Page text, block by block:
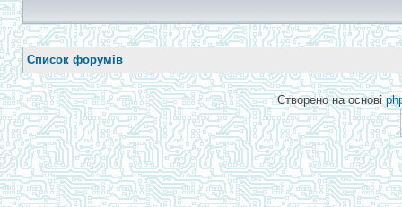
Список форумів
Створено на основі